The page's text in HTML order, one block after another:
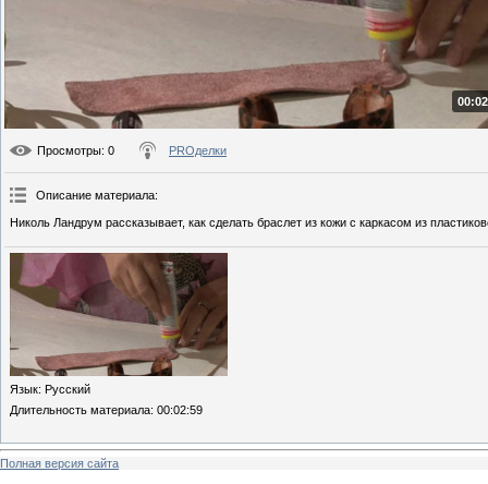
Просмотры: 0 PROделки
Описание материала:
Николь Ландрум рассказывает, как сделать браслет из кожи с каркасом из
Язык: Русский
Длительность материала: 00:02:59
Полная версия сайта